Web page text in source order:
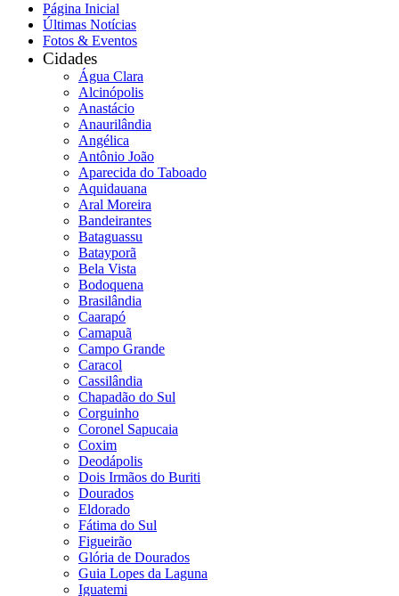
Página Inicial
Últimas Notícias
Fotos & Eventos
Cidades
Água Clara
Alcinópolis
Anastácio
Anaurilândia
Angélica
Antônio João
Aparecida do Taboado
Aquidauana
Aral Moreira
Bandeirantes
Bataguassu
Batayporã
Bela Vista
Bodoquena
Brasilândia
Caarapó
Camapuã
Campo Grande
Caracol
Cassilândia
Chapadão do Sul
Corguinho
Coronel Sapucaia
Coxim
Deodápolis
Dois Irmãos do Buriti
Dourados
Eldorado
Fátima do Sul
Figueirão
Glória de Dourados
Guia Lopes da Laguna
Iguatemi